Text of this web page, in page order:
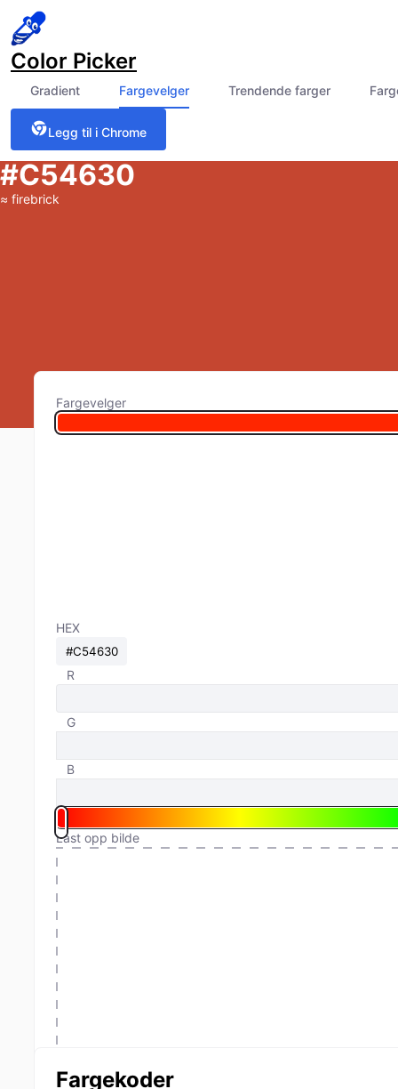
Color Picker
Gradient Fargevelger Trendende farger
Legg til i Chrome
#C54630
≈ firebrick
Fargevelger
HEX
R
G
B
Last opp bilde
Fargekoder